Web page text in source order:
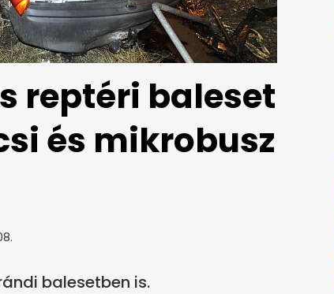
reptéri baleset
és mikrobusz
balesetben is.